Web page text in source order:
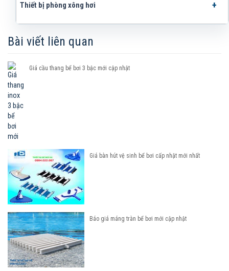
Thiết bị phòng xông hơi
Bài viết liên quan
Giá cầu thang bể bơi 3 bậc mới cập nhật
Giá bàn hút vệ sinh bể bơi cấp nhật mới nhất
Báo giá máng tràn bể bơi mới cập nhật